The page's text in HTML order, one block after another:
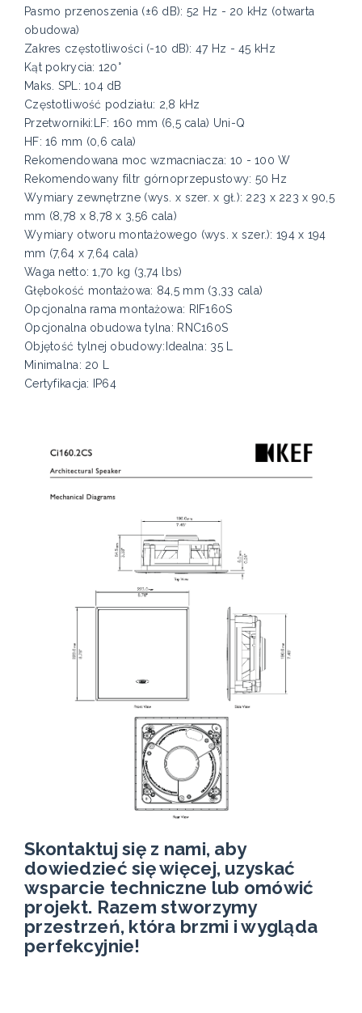
Pasmo przenoszenia (±6 dB): 52 Hz - 20 kHz (otwarta
obudowa)
Zakres częstotliwości (-10 dB): 47 Hz - 45 kHz
Kąt pokrycia: 120°
Maks. SPL: 104 dB
Częstotliwość podziału: 2,8 kHz
Przetworniki:LF: 160 mm (6,5 cala) Uni-Q
HF: 16 mm (0,6 cala)
Rekomendowana moc wzmacniacza: 10 - 100 W
Rekomendowany filtr górnoprzepustowy: 50 Hz
Wymiary zewnętrzne (wys. x szer. x gł.): 223 x 223 x 90,5
mm (8,78 x 8,78 x 3,56 cala)
Wymiary otworu montażowego (wys. x szer.): 194 x 194
mm (7,64 x 7,64 cala)
Waga netto: 1,70 kg (3,74 lbs)
Głębokość montażowa: 84,5 mm (3,33 cala)
Opcjonalna rama montażowa: RIF160S
Opcjonalna obudowa tylna: RNC160S
Objętość tylnej obudowy:Idealna: 35 L
Minimalna: 20 L
Certyfikacja: IP64
Skontaktuj się z nami, aby
dowiedzieć się więcej, uzyskać
wsparcie techniczne lub omówić
projekt. Razem stworzymy
przestrzeń, która brzmi i wygląda
perfekcyjnie!